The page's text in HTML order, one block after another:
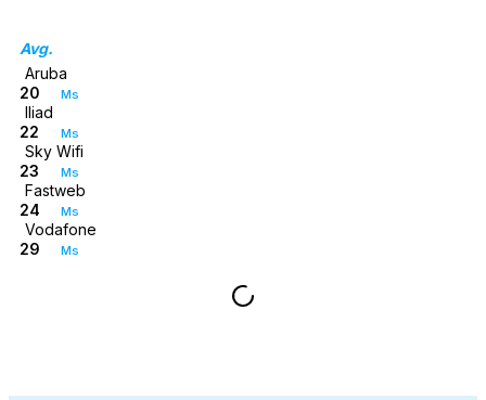
Avg.
Aruba
20
Ms
Iliad
22
Ms
Sky Wifi
23
Ms
Fastweb
24
Ms
Vodafone
29
Ms